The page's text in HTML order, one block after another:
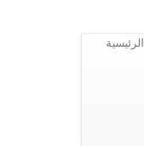
الرئيسية